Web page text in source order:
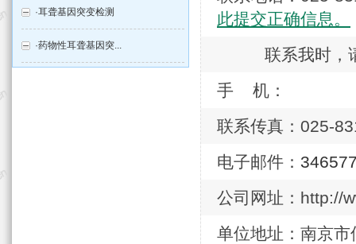
此提交正确信息。
联系我时，
手 机：
联系传真：025-
电子邮件：
公司网址：http://
单位地址：南京
·耳聋基因突变检测
·药物性耳聋基因突...